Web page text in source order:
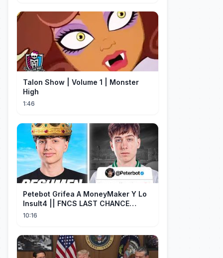
Talon Show | Volume 1 | Monster
High
1:46
Petebot Grifea A MoneyMaker Y Lo
Insult4 || FNCS LAST CHANCE
Resumen
10:16